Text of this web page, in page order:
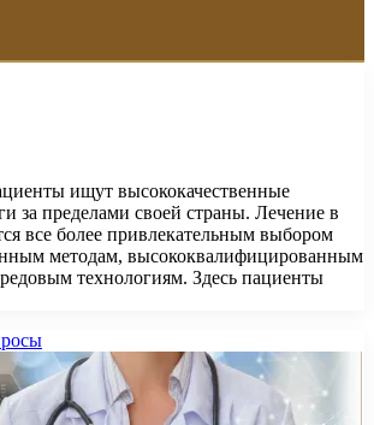
ищут высококачественные
за пределами своей страны. Лечение в
все более привлекательным выбором
методам, высококвалифицированным
технологиям. Здесь пациенты